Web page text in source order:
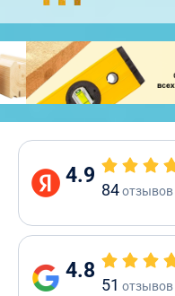
4.9
84отзывов
4.8
51 отзывов